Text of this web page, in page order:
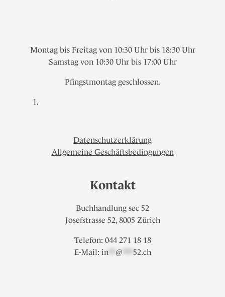
Montag bis Freitag von 10:30 Uhr bis 18:30 Uhr
Samstag von 10:30 Uhr bis 17:00 Uhr
Pfingstmontag geschlossen.
Datenschutzerklärung
Allgemeine Geschäftsbedingungen
Kontakt
Buchhandlung sec 52
Josefstrasse 52, 8005 Zürich
Telefon: 044 271 18 18
E-Mail: in @ 52.ch